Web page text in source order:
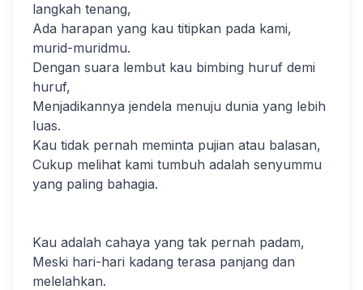
langkah tenang,
Ada harapan yang kau titipkan pada kami,
murid-muridmu.
Dengan suara lembut kau bimbing huruf demi
huruf,
Menjadikannya jendela menuju dunia yang lebih
luas.
Kau tidak pernah meminta pujian atau balasan,
Cukup melihat kami tumbuh adalah senyummu
yang paling bahagia.
Kau adalah cahaya yang tak pernah padam,
Meski hari-hari kadang terasa panjang dan
melelahkan.